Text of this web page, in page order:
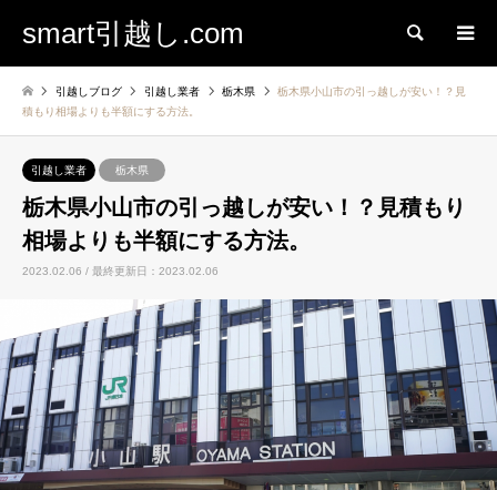
smart引越し.com 検索
引越しブログ 引越し業者 栃木県
栃木県小山市の引っ越しが安い！？見
積もり相場よりも半額にする方法。
引越し業者 栃木県
栃木県小山市の引っ越しが安い！？見積もり
相場よりも半額にする方法。
2023.02.06 / 最終更新日：2023.02.06